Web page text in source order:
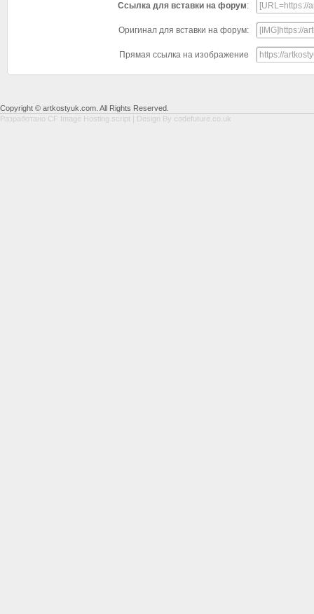
Ссылка для вставки на форум:
Оригинал для вставки на форум:
Прямая ссылка на изображение
Copyright © artkostyuk.com. All Rights Reserved.
Разработано CF Image Hosting script | Design By codefuture.co.uk